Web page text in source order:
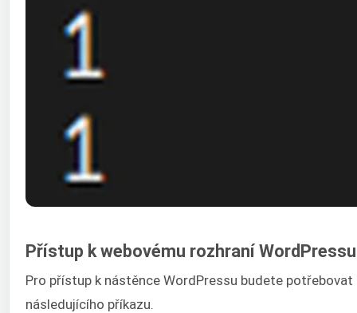
Přístup k webovému rozhraní WordPressu
Pro přístup k nástěnce WordPressu budete
následujícího příkazu.